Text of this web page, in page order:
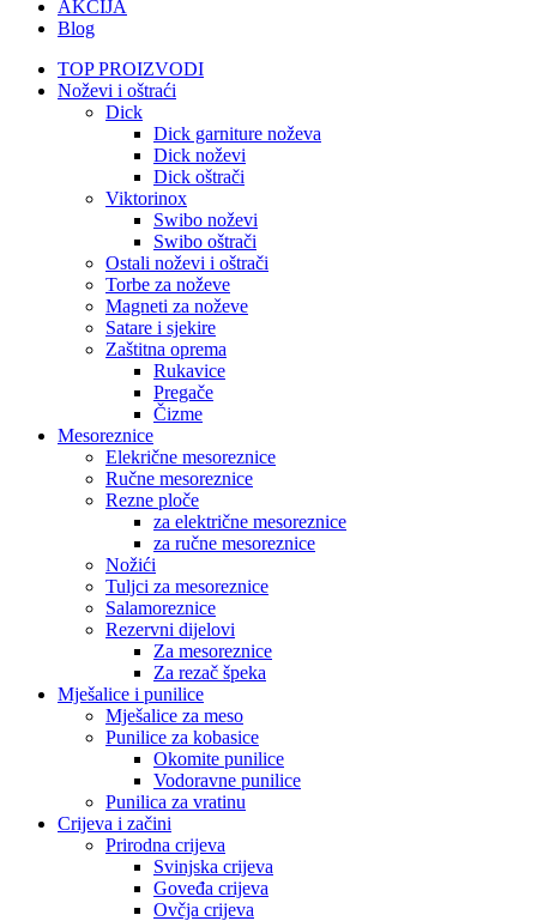
AKCIJA
Blog
TOP PROIZVODI
Noževi i oštraći
Dick
Dick garniture noževa
Dick noževi
Dick oštrači
Viktorinox
Swibo noževi
Swibo oštrači
Ostali noževi i oštrači
Torbe za noževe
Magneti za noževe
Satare i sjekire
Zaštitna oprema
Rukavice
Pregače
Čizme
Mesoreznice
Elekrične mesoreznice
Ručne mesoreznice
Rezne ploče
za električne mesoreznice
za ručne mesoreznice
Nožići
Tuljci za mesoreznice
Salamoreznice
Rezervni dijelovi
Za mesoreznice
Za rezač špeka
Mješalice i punilice
Mješalice za meso
Punilice za kobasice
Okomite punilice
Vodoravne punilice
Punilica za vratinu
Crijeva i začini
Prirodna crijeva
Svinjska crijeva
Goveđa crijeva
Ovčja crijeva